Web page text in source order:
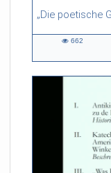
47:46 duration
662